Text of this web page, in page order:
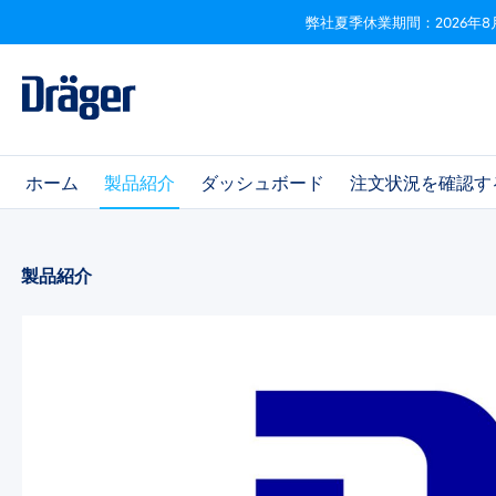
Skip to B2B platform navigation
弊社夏季休業期間：2026年8
ホーム 製品紹介 ダッシュボード 注文状況を確認す
製品紹介